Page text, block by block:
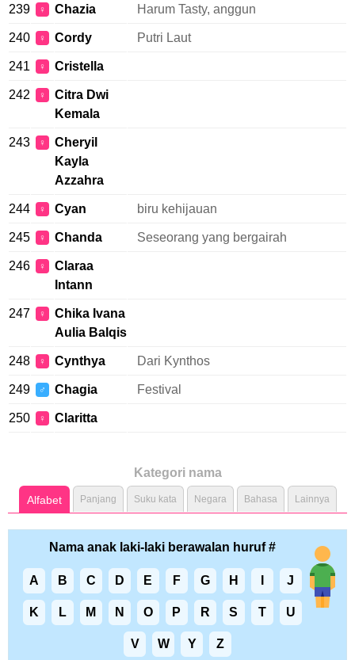
239 ♀ Chazia Harum Tasty, anggun
240 ♀ Cordy Putri Laut
241 ♀ Cristella
242 ♀
Citra Dwi
Kemala
243 ♀
Cheryil
Kayla
Azzahra
244 ♀ Cyan biru kehijauan
245 ♀ Chanda Seseorang yang bergairah
246 ♀
Claraa
Intann
247 ♀
Chika Ivana
Aulia Balqis
248 ♀ Cynthya Dari Kynthos
249 ♂ Chagia Festival
250 ♀ Claritta
Kategori nama
Alfabet Panjang Suku kata Negara Bahasa Lainnya
Nama anak laki-laki berawalan huruf #
A B C D E F G H J
K L M N O P R S T U
V W Y Z